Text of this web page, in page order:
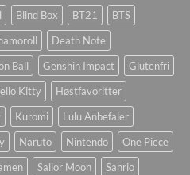
Blind Box BT21
BTS
Death Note
Ball Genshin Impact
Glutenfri
Kitty
Høstfavoritter
Kuromi
Lulu Anbefaler
Naruto Nintendo
One Piece
Sailor Moon
Sanrio